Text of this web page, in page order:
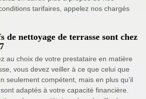
tarifaires, appelez nos chargés
de nettoyage de terrasse sont chez
au choix de votre prestataire en matière
vous devez veiller à ce que celui que
seulement compétent, mais en plus qu’il
adaptés à votre capacité financière.